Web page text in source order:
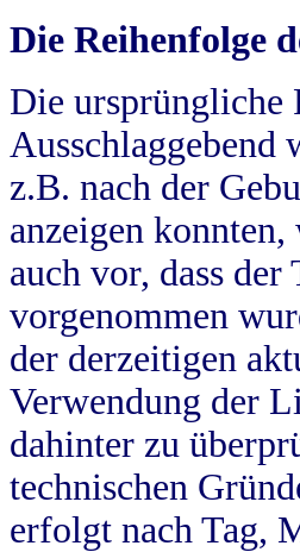
Die Reihenfolge
Die ursprüngliche
Ausschlaggebend
z.B. nach der
anzeigen
auch vor, dass
vorgenommen
der derzeitigen
Verwendung der
dahinter zu
technischen
erfolgt nach Tag,